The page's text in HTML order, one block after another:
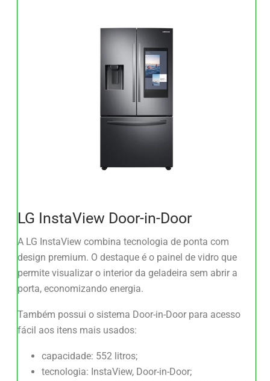
LG InstaView Door-in-Door
A LG InstaView combina tecnologia de ponta com
design premium. O destaque é o painel de vidro que
permite visualizar o interior da geladeira sem abrir a
porta, economizando energia.
Também possui o sistema Door-in-Door para acesso
fácil aos itens mais usados:
capacidade: 552 litros;
tecnologia: InstaView, Door-in-Door;